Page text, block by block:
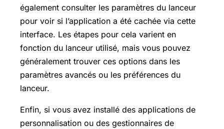
également consulter les paramètres du lanceur
pour voir si l’application a été cachée via cette
interface. Les étapes pour cela varient en
fonction du lanceur utilisé, mais vous pouvez
généralement trouver ces options dans les
paramètres avancés ou les préférences du
lanceur.
Enfin, si vous avez installé des applications de
personnalisation ou des gestionnaires de